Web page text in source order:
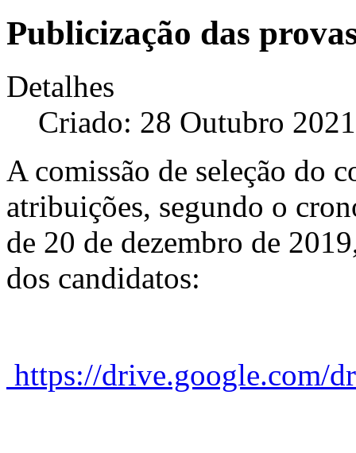
Publicização das
Detalhes
Criado: 28 Outubro 2021
A comissão de seleção do
atribuições, segundo o
de 20 de dezembro de
dos candidatos:
https://drive.google.com/